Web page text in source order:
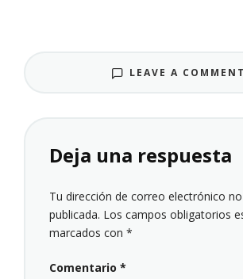
LEAVE A COMMENT
Deja una respuesta
Tu dirección de correo electrónico
publicada. Los campos obligatorios
marcados con *
Comentario *